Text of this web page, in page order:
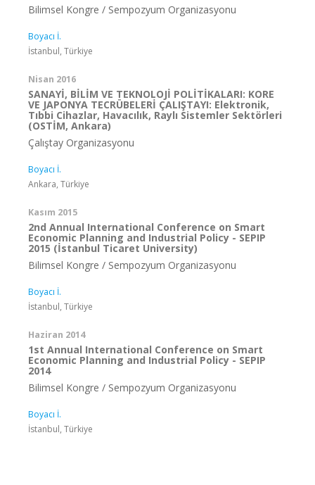
Bilimsel Kongre / Sempozyum Organizasyonu
Boyacı İ.
İstanbul, Türkiye
Nisan 2016
SANAYİ, BİLİM VE TEKNOLOJİ POLİTİKALARI: KORE
VE JAPONYA TECRÜBELERİ ÇALIŞTAYI: Elektronik,
Tıbbi Cihazlar, Havacılık, Raylı Sistemler Sektörleri
(OSTİM, Ankara)
Çalıştay Organizasyonu
Boyacı İ.
Ankara, Türkiye
Kasım 2015
2nd Annual International Conference on Smart
Economic Planning and Industrial Policy - SEPIP
2015 (İstanbul Ticaret University)
Bilimsel Kongre / Sempozyum Organizasyonu
Boyacı İ.
İstanbul, Türkiye
Haziran 2014
1st Annual International Conference on Smart
Economic Planning and Industrial Policy - SEPIP
2014
Bilimsel Kongre / Sempozyum Organizasyonu
Boyacı İ.
İstanbul, Türkiye